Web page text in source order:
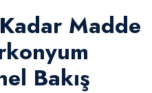
Madde
Bakış